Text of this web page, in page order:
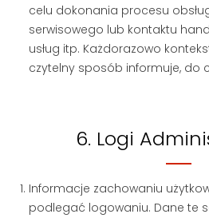
celu dokonania procesu
serwisowego lub kontaktu
usług itp. Każdorazowo
czytelny sposób informuje, do
6. Logi
Informacje zachowaniu
podlegać logowaniu. Dane te